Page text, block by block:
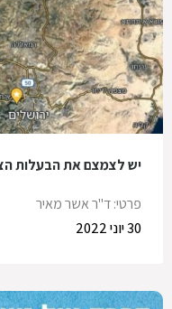
יש לצמצם את הבעלות
פרטי: ד"ר אשר מאיר
30 יוני 2022